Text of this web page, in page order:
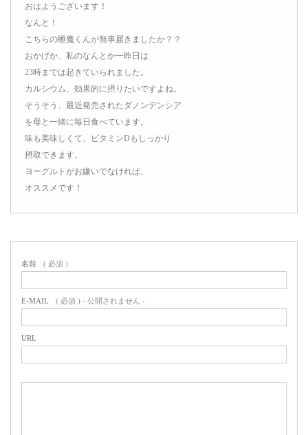
おはようございます！
なんと！
こちらの睡魔くんが無事届きましたか？？
おかげか、私のなんとか一昨日は
23時までは起きていられました。
カルシウム、効果的に摂りたいですよね。
そうそう、最近発売されたダノンデンシア
を母と一緒に毎日食べています。
味も美味しくて、ビタミンDもしっかり
摂取できます。
ヨーグルトがお嫌いでなければ、
オススメです！
名前 ( 必須 )
E-MAIL ( 必須 ) - 公開されません -
URL